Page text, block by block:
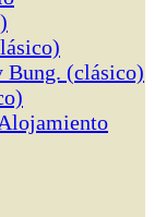
Bung. (clásico)